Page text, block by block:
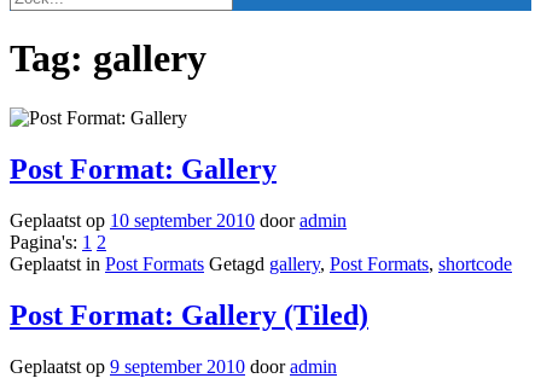
Tag: gallery
Post Format: Gallery
Geplaatst op 10 september 2010 dooradmin
Pagina's: 1 2
Geplaatst in Post Formats Getagd gallery, Post Formats, shortcode
Post Format: Gallery (Tiled)
Geplaatst op 9 september 2010 dooradmin